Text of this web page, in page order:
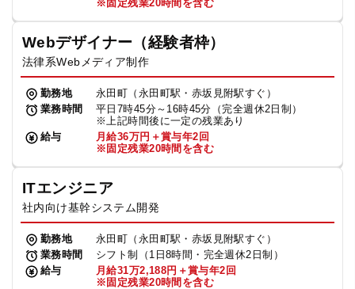
※固定残業20時間を含む
Webデザイナー（経験者枠）
法律系Webメディア制作
勤務地
永田町（永田町駅・赤坂見附駅すぐ）
業務時間
平日7時45分～16時45分（完全週休2日制）
※上記時間後に一定の残業あり
給与
月給36万円＋賞与年2回
※固定残業20時間を含む
ITエンジニア
社内向け基幹システム開発
勤務地
永田町（永田町駅・赤坂見附駅すぐ）
業務時間
シフト制（1日8時間・完全週休2日制）
給与
月給31万2,188円＋賞与年2回
※固定残業20時間を含む